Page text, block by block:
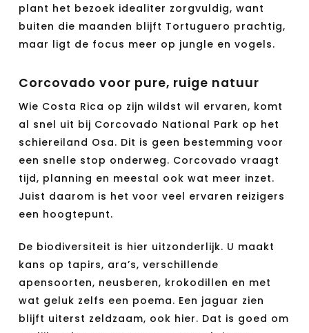
plant het bezoek idealiter zorgvuldig, want
buiten die maanden blijft Tortuguero prachtig,
maar ligt de focus meer op jungle en vogels.
Corcovado voor pure, ruige natuur
Wie Costa Rica op zijn wildst wil ervaren, komt
al snel uit bij Corcovado National Park op het
schiereiland Osa. Dit is geen bestemming voor
een snelle stop onderweg. Corcovado vraagt
tijd, planning en meestal ook wat meer inzet.
Juist daarom is het voor veel ervaren reizigers
een hoogtepunt.
De biodiversiteit is hier uitzonderlijk. U maakt
kans op tapirs, ara’s, verschillende
apensoorten, neusberen, krokodillen en met
wat geluk zelfs een poema. Een jaguar zien
blijft uiterst zeldzaam, ook hier. Dat is goed om